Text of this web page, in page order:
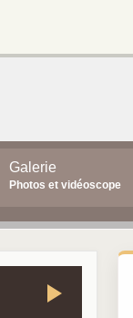
Galerie
Photos et vidéoscope